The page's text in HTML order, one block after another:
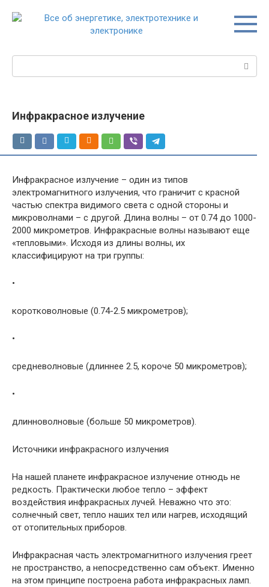
Инфракрасное излучение
Инфракрасное излучение – один из типов
электромагнитного излучения, что граничит с красной
частью спектра видимого света с одной стороны и
микроволнами – с другой. Длина волны – от 0.74 до 1000-
2000 микрометров. Инфракрасные волны называют еще
«тепловыми». Исходя из длины волны, их
классифицируют на три группы:
•
коротковолновые (0.74-2.5 микрометров);
•
средневолновые (длиннее 2.5, короче 50 микрометров);
•
длинноволновые (больше 50 микрометров).
Источники инфракрасного излучения
На нашей планете инфракрасное излучение отнюдь не
редкость. Практически любое тепло – эффект
воздействия инфракрасных лучей. Неважно что это:
солнечный свет, тепло наших тел или нагрев, исходящий
от отопительных приборов.
Инфракрасная часть электромагнитного излучения греет
не пространство, а непосредственно сам объект. Именно
на этом принципе построена работа инфракрасных ламп.